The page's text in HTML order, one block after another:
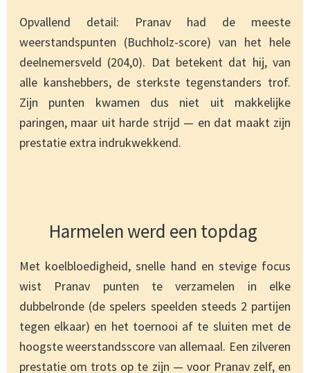
Opvallend detail: Pranav had de meeste
weerstandspunten (Buchholz-score) van het hele
deelnemersveld (204,0). Dat betekent dat hij, van
alle kanshebbers, de sterkste tegenstanders trof.
Zijn punten kwamen dus niet uit makkelijke
paringen, maar uit harde strijd — en dat maakt zijn
prestatie extra indrukwekkend.
Harmelen werd een topdag
Met koelbloedigheid, snelle hand en stevige focus
wist Pranav punten te verzamelen in elke
dubbelronde (de spelers speelden steeds 2 partijen
tegen elkaar) en het toernooi af te sluiten met de
hoogste weerstandsscore van allemaal. Een zilveren
prestatie om trots op te zijn — voor Pranav zelf, en